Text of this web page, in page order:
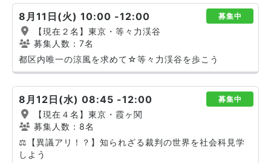
8月11日(火) 10:00 -12:00 募集中
【現在２名】東京・等々力渓谷
募集人数：7名
都区内唯一の涼風を求めて☆等々力渓谷を歩こう
8月12日(水) 08:45 -12:00 募集中
【現在４名】東京・霞ヶ関
募集人数：8名
⚖️【異議アリ！？】知られざる裁判の世界を社会科見学
しよう